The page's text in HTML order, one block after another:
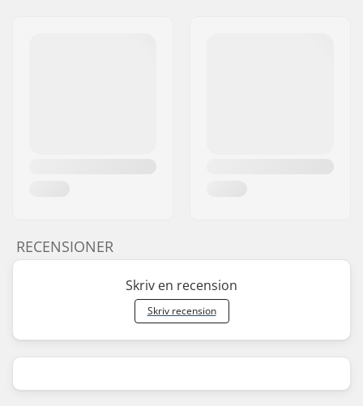
RECENSIONER
Skriv en recension
Skriv recension